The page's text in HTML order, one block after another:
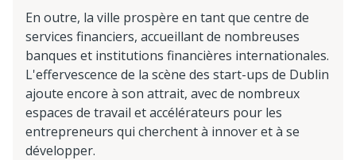
En outre, la ville prospère en tant que centre de
services financiers, accueillant de nombreuses
banques et institutions financières internationales.
L'effervescence de la scène des start-ups de Dublin
ajoute encore à son attrait, avec de nombreux
espaces de travail et accélérateurs pour les
entrepreneurs qui cherchent à innover et à se
développer.